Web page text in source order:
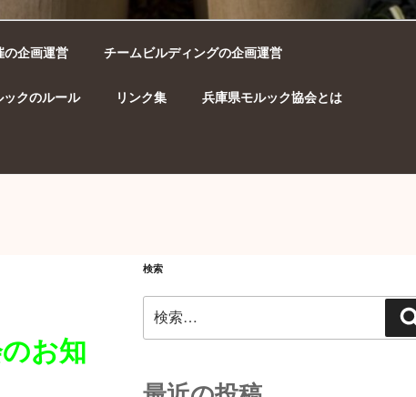
の企画運営 チームビルディングの企画運営
ックのルール リンク集 兵庫県モルック協会とは
お知
検索
索: